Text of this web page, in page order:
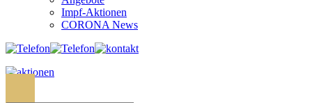
Impf-Aktionen
CORONA News